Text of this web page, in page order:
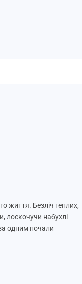
життя. Безліч теплих,
лоскочучи набухлі
одним почали